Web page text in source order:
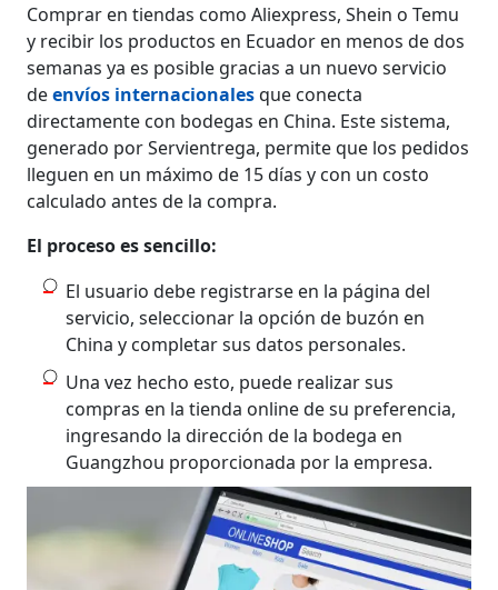
Comprar en tiendas como Aliexpress, Shein o Temu
y recibir los productos en Ecuador en menos de dos
semanas ya es posible gracias a un nuevo servicio
deenvíos internacionalesque conecta
directamente con bodegas en China. Este sistema,
generado por Servientrega, permite que los pedidos
lleguen en un máximo de 15 días y con un costo
calculado antes de la compra.
El proceso es sencillo:
El usuario debe registrarse en la página del
servicio, seleccionar la opción de buzón en
China y completar sus datos personales.
Una vez hecho esto, puede realizar sus
compras en la tienda online de su preferencia,
ingresando la dirección de la bodega en
Guangzhou proporcionada por la empresa.